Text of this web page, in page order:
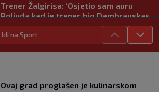
Trener Žalgirisa: ‘Osjetio sam auru
Poljuda kad je trener bio Dambrauskas.
Hajduk danas igra nestabilno’
SK
|
prije 4 h
Vatreni u Cityju sve bolji: ‘Kovačić
SK prije 4 h
Idi na Sport
Ovaj grad proglašen je kulinarskom